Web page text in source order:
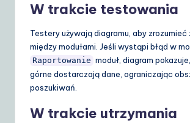
W trakcie testowania
Testery używają diagramu, aby zrozumieć
między modułami. Jeśli wystąpi błąd w
Raportowanie moduł, diagram
górne dostarczają dane, ograniczając
poszukiwań.
W trakcie utrzymania